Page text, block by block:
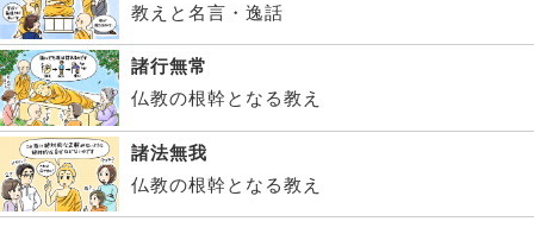
教えと名言・逸話
諸行無常
仏教の根幹となる教え
諸法無我
仏教の根幹となる教え